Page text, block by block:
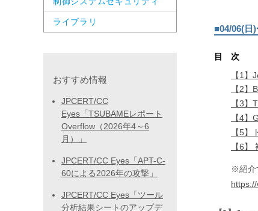
■04/06(日
目 次
【1
【2
【3
【4
【5
【6
※紹介
ライブラリ
おすすめ情報
JPCERT/CC
Eyes「TSUBAMEレポート
Overflow（2026年4～6
月）」
JPCERT/CC Eyes「APT-C-
60による2026年の攻撃」
JPCERT/CC Eyes「ツール
分析結果シートのアップデ